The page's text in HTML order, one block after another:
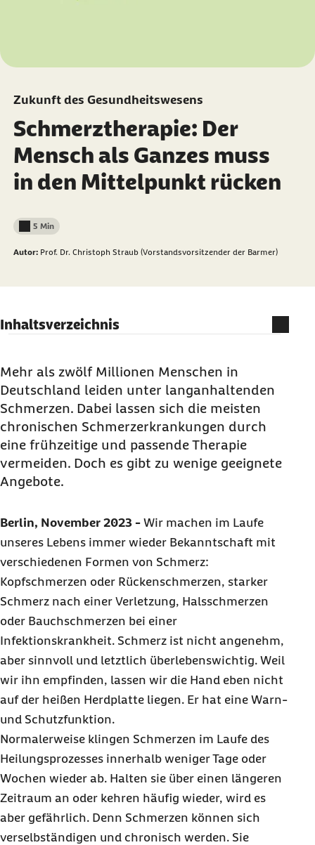
Zukunft des Gesundheitswesens
Schmerztherapie: Der
Mensch als Ganzes muss
in den Mittelpunkt rücken
Lesedauer weniger als
5 Min
Autor: Prof. Dr. Christoph Straub (Vorstandsvorsitzender der Barmer)
Inhaltsverzeichnis
Ursache
Ganzheitliche Therapie statt rein
medikamentöser Behandlung
Zu wenig Qualifizierung und fehlende Angebote
Innovationsprojekt erprobt berufsbegleitende
Therapie
ausrichten
Mehr als zwölf Millionen Menschen in
Deutschland leiden unter langanhaltenden
Schmerzen. Dabei lassen sich die meisten
chronischen Schmerzerkrankungen durch
eine frühzeitige und passende Therapie
vermeiden. Doch es gibt zu wenige geeignete
Angebote.
Berlin, November 2023 - Wir machen im Laufe
unseres Lebens immer wieder Bekanntschaft mit
verschiedenen Formen von Schmerz:
Kopfschmerzen oder Rückenschmerzen, starker
Schmerz nach einer Verletzung, Halsschmerzen
oder Bauchschmerzen bei einer
Infektionskrankheit. Schmerz ist nicht angenehm,
aber sinnvoll und letztlich überlebenswichtig. Weil
wir ihn empfinden, lassen wir die Hand eben nicht
auf der heißen Herdplatte liegen. Er hat eine Warn-
und Schutzfunktion.
Normalerweise klingen Schmerzen im Laufe des
Heilungsprozesses innerhalb weniger Tage oder
Wochen wieder ab. Halten sie über einen längeren
Zeitraum an oder kehren häufig wieder, wird es
aber gefährlich. Denn Schmerzen können sich
verselbständigen und chronisch werden. Sie